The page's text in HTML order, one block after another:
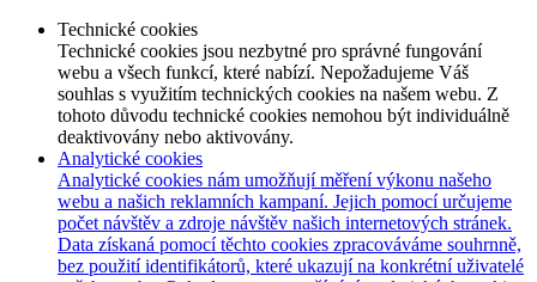
Technické cookies
Technické cookies jsou nezbytné pro správné fungování
webu a všech funkcí, které nabízí. Nepožadujeme Váš
souhlas s využitím technických cookies na našem webu. Z
tohoto důvodu technické cookies nemohou být individuálně
deaktivovány nebo aktivovány.
Analytické cookies
Analytické cookies nám umožňují měření výkonu našeho
webu a našich reklamních kampaní. Jejich pomocí určujeme
počet návštěv a zdroje návštěv našich internetových stránek.
Data získaná pomocí těchto cookies zpracováváme souhrnně,
bez použití identifikátorů, které ukazují na konkrétní uživatelé